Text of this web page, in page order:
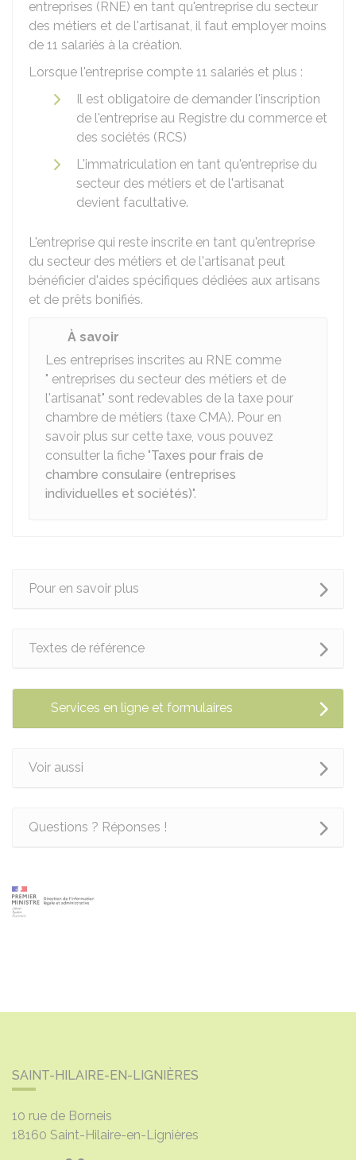
entreprises (RNE) en tant qu'entreprise du secteur
des métiers et de l'artisanat, il faut employer moins
de 11 salariés à la création.
Lorsque l'entreprise compte 11 salariés et plus :
Il est obligatoire de demander l'inscription
de l'entreprise au Registre du commerce et
des sociétés (RCS)
L'immatriculation en tant qu'entreprise du
secteur des métiers et de l'artisanat
devient facultative.
L'entreprise qui reste inscrite en tant qu'entreprise
du secteur des métiers et de l'artisanat peut
bénéficier d'aides spécifiques dédiées aux artisans
et de prêts bonifiés.
À savoir
Les entreprises inscrites au RNE comme
" entreprises du secteur des métiers et de
l'artisanat" sont redevables de la taxe pour
chambre de métiers (taxe CMA). Pour en
savoir plus sur cette taxe, vous pouvez
consulter la fiche "Taxes pour frais de
chambre consulaire (entreprises
individuelles et sociétés)".
Pour en savoir plus
Textes de référence
Services en ligne et formulaires
Voir aussi
Questions ? Réponses !
SAINT-HILAIRE-EN-LIGNIÈRES
10 rue de Borneis
18160 Saint-Hilaire-en-Lignières